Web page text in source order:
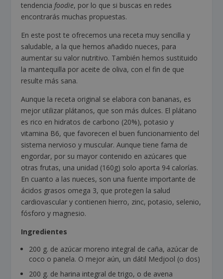
tendenciafoodie, por lo que si buscas en redes
encontrarás muchas propuestas.
En este post te ofrecemos una receta muy sencilla y
saludable, a la que hemos añadido nueces, para
aumentar su valor nutritivo. También hemos sustituido
la mantequilla por aceite de oliva, con el fin de que
resulte más sana.
Aunque la receta original se elabora con bananas, es
mejor utilizar plátanos, que son más dulces. El plátano
es rico en hidratos de carbono (20%), potasio y
vitamina B6, que favorecen el buen funcionamiento del
sistema nervioso y muscular. Aunque tiene fama de
engordar, por su mayor contenido en azúcares que
otras frutas, una unidad (160g) solo aporta 94 calorías.
En cuanto a las nueces, son una fuente importante de
ácidos grasos omega 3, que protegen la salud
cardiovascular y contienen hierro, zinc, potasio, selenio,
fósforo y magnesio.
Ingredientes
200 g. de azúcar moreno integral de caña, azúcar de
coco o panela. O mejor aún, un dátil Medjool (o dos)
200 g. de harina integral de trigo, o de avena